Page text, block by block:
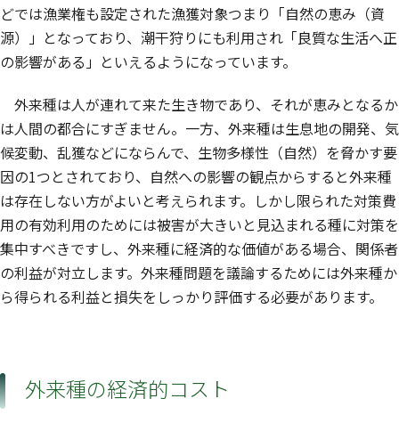
どでは漁業権も設定された漁獲対象つまり「自然の恵み（資
源）」となっており、潮干狩りにも利用され「良質な生活へ正
の影響がある」といえるようになっています。
外来種は人が連れて来た生き物であり、それが恵みとなるか
は人間の都合にすぎません。一方、外来種は生息地の開発、気
候変動、乱獲などにならんで、生物多様性（自然）を脅かす要
因の1つとされており、自然への影響の観点からすると外来種
は存在しない方がよいと考えられます。しかし限られた対策費
用の有効利用のためには被害が大きいと見込まれる種に対策を
集中すべきですし、外来種に経済的な価値がある場合、関係者
の利益が対立します。外来種問題を議論するためには外来種か
ら得られる利益と損失をしっかり評価する必要があります。
外来種の経済的コスト